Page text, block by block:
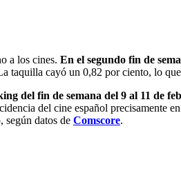
a los cines. En el segundo fin de
taquilla cayó un 0,82 por ciento, lo
del fin de semana del 9 al 11 de
del cine español precisamente
según datos de Comscore.